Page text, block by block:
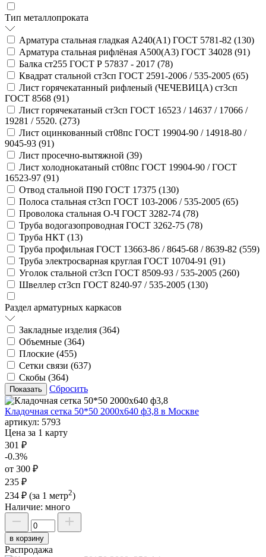
Тип металлопроката
Арматура стальная гладкая А240(А1) ГОСТ 5781-82 (130)
Арматура стальная рифлёная А500(А3) ГОСТ 34028 (91)
Балка ст255 ГОСТ Р 57837 - 2017 (78)
Квадрат стальной ст3сп ГОСТ 2591-2006 / 535-2005 (65)
Лист горячекатанный рифленый (ЧЕЧЕВИЦА) ст3сп
ГОСТ 8568 (91)
Лист горячекатаный ст3сп ГОСТ 16523 / 14637 / 17066 /
19281 / 5520. (273)
Лист оцинкованный ст08пс ГОСТ 19904-90 / 14918-80 /
9045-93 (91)
Лист просечно-вытяжной (39)
Лист холоднокатаный ст08пс ГОСТ 19904-90 / ГОСТ
16523-97 (91)
Отвод стальной П90 ГОСТ 17375 (130)
Полоса стальная ст3сп ГОСТ 103-2006 / 535-2005 (65)
Проволока стальная О-Ч ГОСТ 3282-74 (78)
Труба водогазопроводная ГОСТ 3262-75 (78)
Труба НКТ (13)
Труба профильная ГОСТ 13663-86 / 8645-68 / 8639-82 (559)
Труба электросварная круглая ГОСТ 10704-91 (91)
Уголок стальной ст3сп ГОСТ 8509-93 / 535-2005 (260)
Швеллер ст3сп ГОСТ 8240-97 / 535-2005 (130)
Раздел арматурных каркасов
Закладные изделия (364)
Объемные (364)
Плоские (455)
Сетки связи (637)
Скобы (364)
Сбросить
Кладочная сетка 50*50 2000х640 ф3,8 в Москве
артикул: 5793
Цена за 1 карту
301 ₽
-0.3%
от 300 ₽
235 ₽
234 ₽ (за 1 метр2)
Наличие: много
в корзину
Распродажа